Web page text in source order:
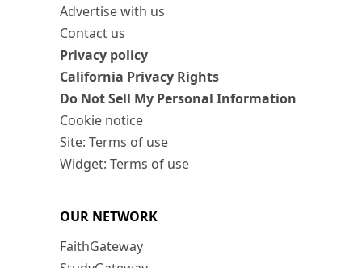
Advertise with us
Contact us
Privacy policy
California Privacy Rights
Do Not Sell My Personal Information
Cookie notice
Site: Terms of use
Widget: Terms of use
OUR NETWORK
FaithGateway